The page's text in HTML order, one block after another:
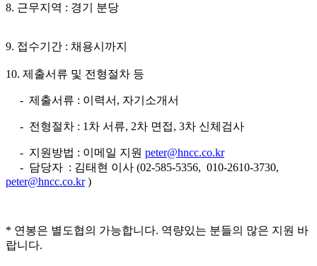
8. 근무지역 : 경기 분당
9. 접수기간 : 채용시까지
10. 제출서류 및 전형절차 등
- 제출서류 : 이력서, 자기소개서
- 전형절차 : 1차 서류, 2차 면접, 3차 신체검사
- 지원방법 : 이메일 지원 peter@hncc.co.kr
- 담당자 : 김태현 이사 (02-585-5356, 010-2610-3730,
peter@hncc.co.kr)
* 연봉은 별도협의 가능합니다. 역량있는 분들의 많은 지원 바
랍니다.